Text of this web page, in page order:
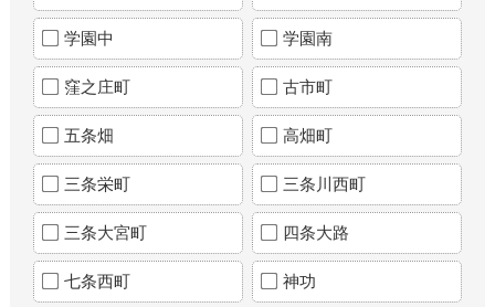
学園中 学園南
窪之庄町 古市町
五条畑 高畑町
三条栄町 三条川西町
三条大宮町 四条大路
七条西町 神功